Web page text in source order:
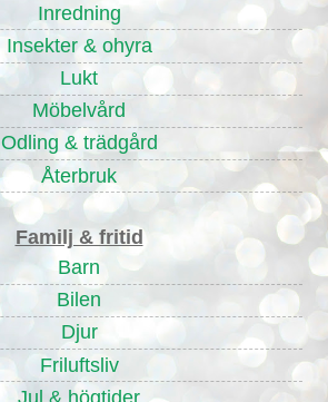
Inredning
Insekter & ohyra
Lukt
Möbelvård
Odling & trädgård
Återbruk
Familj & fritid
Barn
Bilen
Djur
Friluftsliv
Jul & högtider